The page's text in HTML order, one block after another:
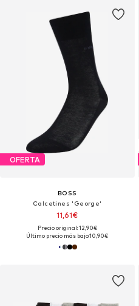
OFERTA
BOSS
Calcetines 'George'
11,61€
Precio original: 12,90€
Último precio más bajo:10,90€